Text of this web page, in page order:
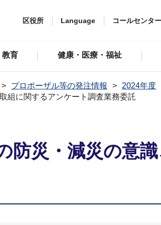
区役所 Language コールセンター
教育 健康・医療・福祉
プロポーザル等の発注情報 2024年度
組に関するアンケート調査業務委託
防災・減災の意